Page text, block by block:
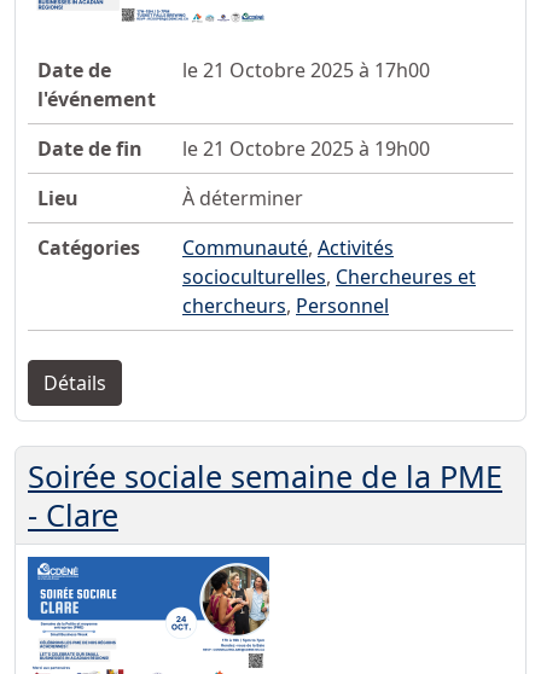
Date de
l'événement
le 21 Octobre 2025 à 17h00
Date de fin
le 21 Octobre 2025 à 19h00
Lieu
À déterminer
Catégories
Communauté, Activités
socioculturelles, Chercheures et
chercheurs, Personnel
Détails
Soirée sociale semaine de la PME
- Clare